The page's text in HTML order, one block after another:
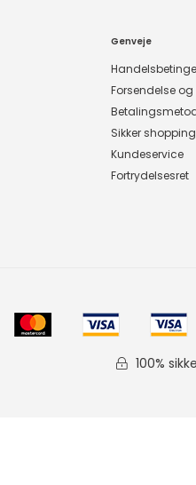
Genveje
Forsendelse
Sikker
Kundeservice
Fortrydelsesret
100%